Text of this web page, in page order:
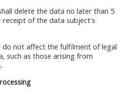
delete the data no later than 5
receipt of the data subject's
do not affect the fulfilment of legal
such as those arising from